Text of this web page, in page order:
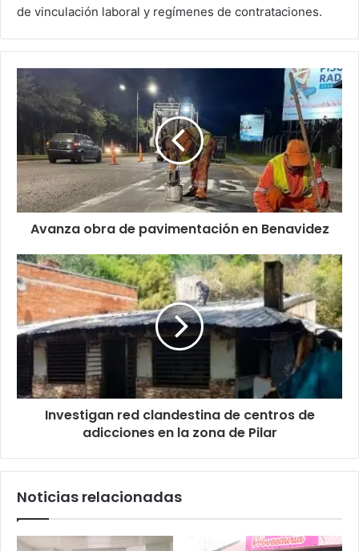
de vinculación laboral y regímenes de contrataciones.
Avanza obra de pavimentación en Benavidez
Investigan red clandestina de centros de
adicciones en la zona de Pilar
Noticias relacionadas